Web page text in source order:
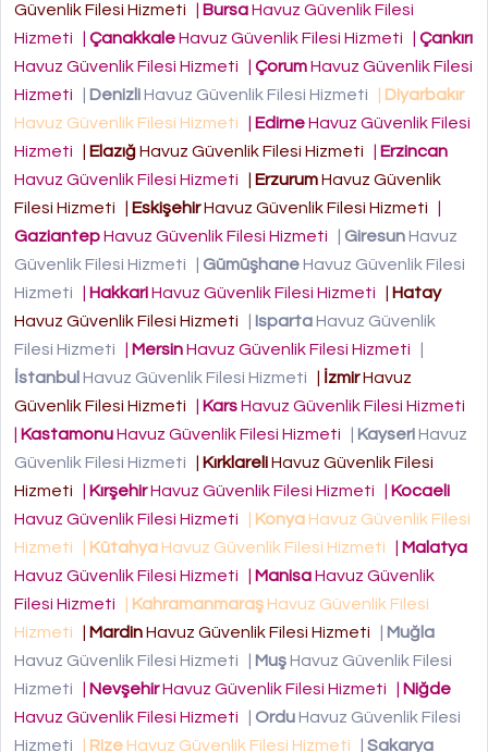
Güvenlik Filesi Hizmeti
BursaHavuz Güvenlik Filesi
Hizmeti
ÇanakkaleHavuz Güvenlik Filesi Hizmeti
Çankırı
Havuz Güvenlik Filesi Hizmeti
ÇorumHavuz Güvenlik Filesi
Hizmeti
DenizliHavuz Güvenlik Filesi Hizmeti
Diyarbakır
Havuz Güvenlik Filesi Hizmeti
EdirneHavuz Güvenlik Filesi
Hizmeti
ElazığHavuz Güvenlik Filesi Hizmeti
Erzincan
Havuz Güvenlik Filesi Hizmeti
ErzurumHavuz Güvenlik
Filesi Hizmeti
EskişehirHavuz Güvenlik Filesi Hizmeti
GaziantepHavuz Güvenlik Filesi Hizmeti GiresunHavuz
Güvenlik Filesi Hizmeti
GümüşhaneHavuz Güvenlik Filesi
Hizmeti
HakkariHavuz Güvenlik Filesi Hizmeti
Hatay
Havuz Güvenlik Filesi Hizmeti
IspartaHavuz Güvenlik
Filesi Hizmeti
MersinHavuz Güvenlik Filesi Hizmeti
İstanbul Havuz Güvenlik Filesi Hizmeti İzmirHavuz
Güvenlik Filesi Hizmeti
KarsHavuz Güvenlik Filesi Hizmeti
KastamonuHavuz Güvenlik Filesi Hizmeti KayseriHavuz
Güvenlik Filesi Hizmeti
KırklareliHavuz Güvenlik Filesi
Hizmeti
KırşehirHavuz Güvenlik Filesi Hizmeti
Kocaeli
Havuz Güvenlik Filesi Hizmeti
Konya Havuz Güvenlik Filesi
Hizmeti
Kütahya Havuz Güvenlik Filesi Hizmeti
Malatya
Havuz Güvenlik Filesi Hizmeti
ManisaHavuz Güvenlik
Filesi Hizmeti
Kahramanmaraş Havuz Güvenlik Filesi
Hizmeti
MardinHavuz Güvenlik Filesi Hizmeti
Muğla
Havuz Güvenlik Filesi Hizmeti
MuşHavuz Güvenlik Filesi
Hizmeti
NevşehirHavuz Güvenlik Filesi Hizmeti
Niğde
Havuz Güvenlik Filesi Hizmeti
OrduHavuz Güvenlik Filesi
Hizmeti
Rize Havuz Güvenlik Filesi Hizmeti
Sakarya